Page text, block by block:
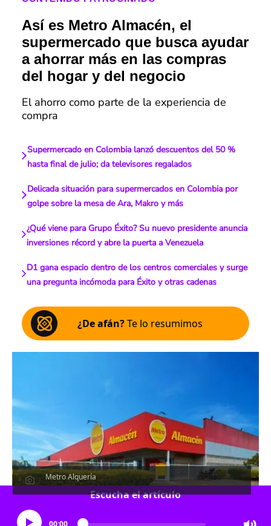
Así es Metro Almacén, el
supermercado que busca ayudar
a ahorrar más en las compras
del hogar y del negocio
El ahorro como parte de la experiencia de
compra
Supermercado en Colombia lanzó descuentos del 50 %
hasta final de julio; da televisores regalados
Delicada situación para supermercados en Colombia por
golpe sobre la mesa de Ara, Makro y más
¿Qué viene para Grupo Éxito? Su nuevo presidente anuncia
inversiones récord y abre la puerta a Venezuela
D1 gana espacio dentro de los centros comerciales y surge
una pregunta incómoda para Éxito y otras cadenas
¿De afán?Te lo resumimos
Metro Alquería
Escucha el artículo